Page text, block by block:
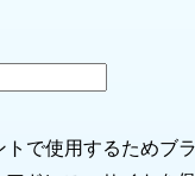
トで使用するためブ